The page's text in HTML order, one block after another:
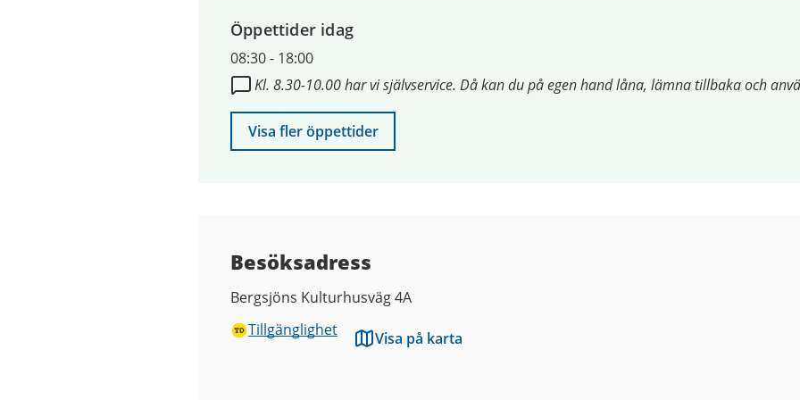
augustiÖppettider idag
08:30- 18:00
Kl. 8.30-10.00 har vi självservice. Då kan du på egen hand låna, lämna tillbaka och
Visa fler öppettider
Besöksadress
Bergsjöns Kulturhusväg 4A
Tillgänglighet
Visa på karta